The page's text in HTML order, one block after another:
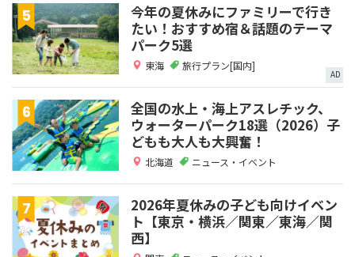
今年の夏休みにファミリーで行き
たい！おすすめ宿＆話題のテーマ
パーク5選
東海 旅行プラン[国内]
AD
全国の水上・海上アスレチック、
ウォーターパーク18選（2026）子
どもも大人も大興奮！
北海道 ニュース・イベント
2026年夏休みの子ども向けイベン
ト【東京・横浜／関東／東海／関
西】